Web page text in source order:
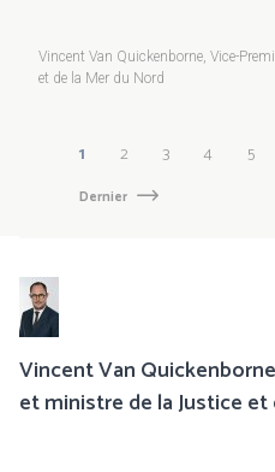
Vincent Van Quickenborne, Vice-
et de la Mer du Nord
PaginationPage
1 Page
2 Page
3 Page
4 Page
5
Dernière
Dernier
Vincent Van
et ministre de la Justice